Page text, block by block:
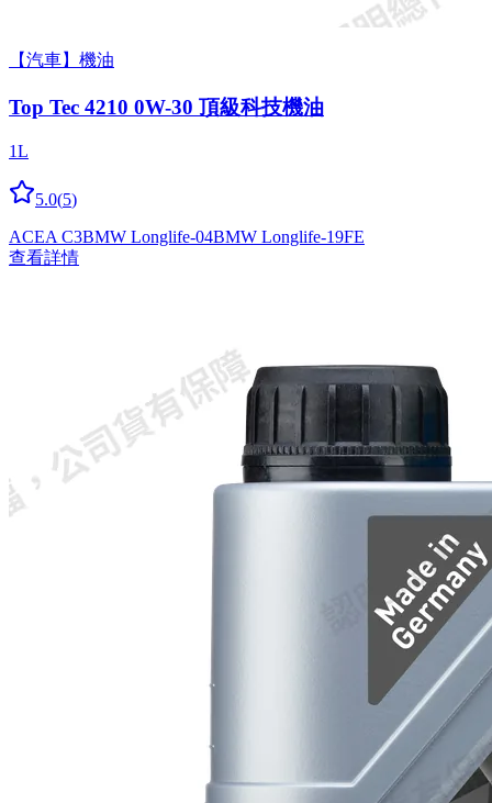
【汽車】機油
Top Tec 4210 0W-30 頂級科技機油
1L
5.0(5)
ACEA C3BMW Longlife-04BMW Longlife-19FE
查看詳情